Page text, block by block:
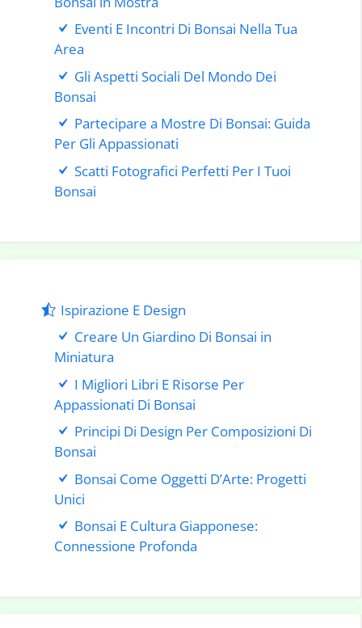
Eventi E Incontri Di Bonsai Nella Tua
Area
Gli Aspetti Sociali Del Mondo Dei
Bonsai
Partecipare a Mostre Di Bonsai: Guida
Per Gli Appassionati
Scatti Fotografici Perfetti Per I Tuoi
Bonsai
Ispirazione E Design
Creare Un Giardino Di Bonsai in
Miniatura
I Migliori Libri E Risorse Per
Appassionati Di Bonsai
Principi Di Design Per Composizioni Di
Bonsai
Bonsai Come Oggetti D’Arte: Progetti
Unici
Bonsai E Cultura Giapponese:
Connessione Profonda